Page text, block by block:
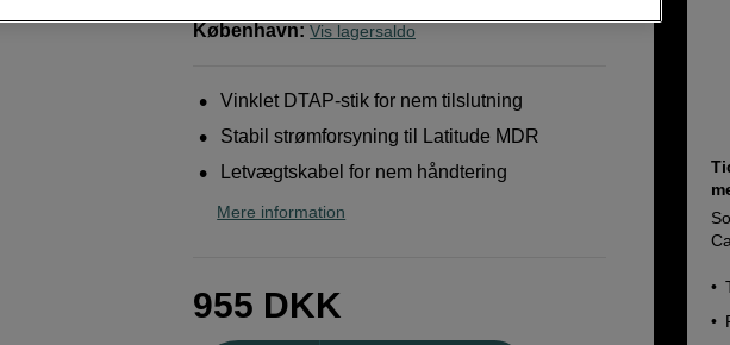
København: Vis lagersaldo
Vinklet DTAP-stik for nem tilslutning
Stabil strømforsyning til Latitude MDR
Letvægtskabel for nem håndtering
Mere information
955 DKK